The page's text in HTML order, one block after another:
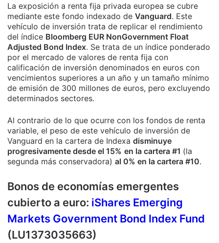
La exposición a renta fija privada europea se cubre
mediante este fondo indexado de Vanguard. Este
vehículo de inversión trata de replicar el rendimiento
del índice Bloomberg EUR NonGovernment Float
Adjusted Bond Index. Se trata de un índice ponderado
por el mercado de valores de renta fija con
calificación de inversión denominados en euros con
vencimientos superiores a un año y un tamaño mínimo
de emisión de 300 millones de euros, pero excluyendo
determinados sectores.
Al contrario de lo que ocurre con los fondos de renta
variable, el peso de este vehículo de inversión de
Vanguard en la cartera de Indexa disminuye
progresivamente desde el 15% en la cartera #1 (la
segunda más conservadora) al 0% en la cartera #10.
Bonos de economías emergentes
cubierto a euro: iShares Emerging
Markets Government Bond Index Fund
(LU1373035663)